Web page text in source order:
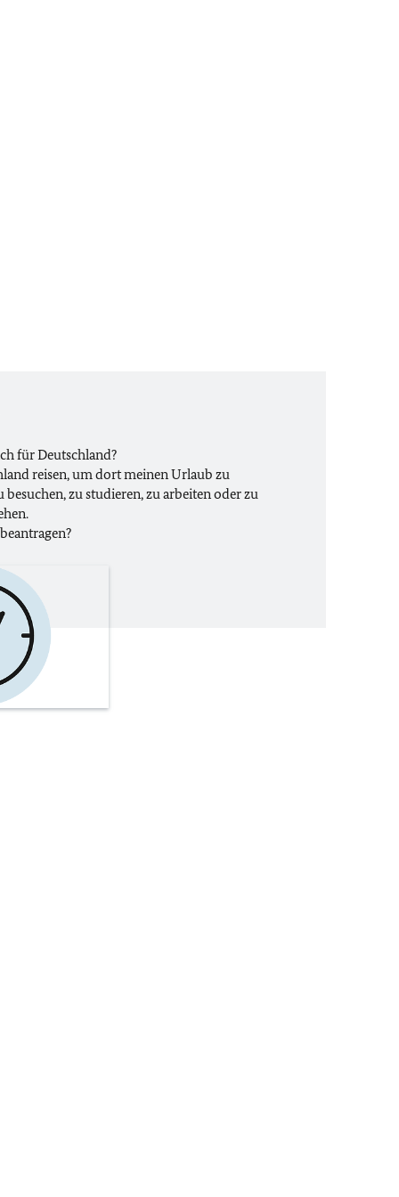
für Deutschland?
reisen, um dort meinen Urlaub zu
besuchen, zu studieren, zu arbeiten oder zu